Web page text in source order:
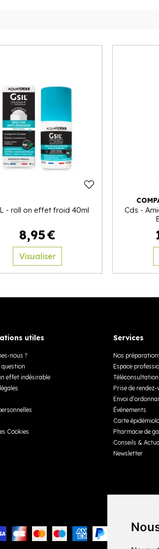
- roll on effet froid 40ml
8,95€
Visualiser
Cds -
utiles
nous ?
question
effet indésirable
Cookies
Services
Nos
Espace
Téléconsultation
Prise de rendez-
Envoi
Événements
Carte
Pharmacie de
Conseils &
Newsletter